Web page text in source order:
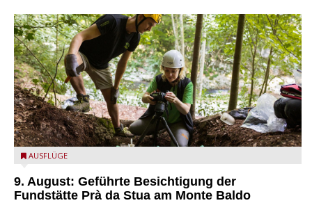
die archäologische Fundstätte Riparo Prà da Stua am Monte
AUSFLÜGE
9. August: Geführte Besichtigung der
Fundstätte Prà da Stua am Monte Baldo